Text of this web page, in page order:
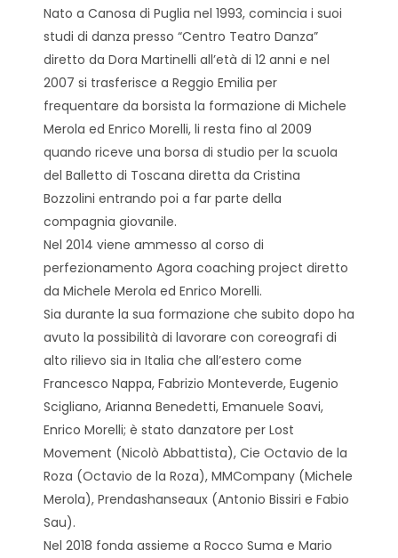
Nato a Canosa di Puglia nel 1993, comincia i suoi
studi di danza presso “Centro Teatro Danza”
diretto da Dora Martinelli all’età di 12 anni e nel
2007 si trasferisce a Reggio Emilia per
frequentare da borsista la formazione di Michele
Merola ed Enrico Morelli, li resta fino al 2009
quando riceve una borsa di studio per la scuola
del Balletto di Toscana diretta da Cristina
Bozzolini entrando poi a far parte della
compagnia giovanile.
Nel 2014 viene ammesso al corso di
perfezionamento Agora coaching project diretto
da Michele Merola ed Enrico Morelli.
Sia durante la sua formazione che subito dopo ha
avuto la possibilità di lavorare con coreografi di
alto rilievo sia in Italia che all’estero come
Francesco Nappa, Fabrizio Monteverde, Eugenio
Scigliano, Arianna Benedetti, Emanuele Soavi,
Enrico Morelli; è stato danzatore per Lost
Movement (Nicolò Abbattista), Cie Octavio de la
Roza (Octavio de la Roza), MMCompany (Michele
Merola), Prendashanseaux (Antonio Bissiri e Fabio
Sau).
Nel 2018 fonda assieme a Rocco Suma e Mario